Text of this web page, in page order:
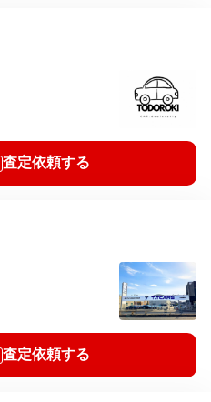
査定依頼する
査定依頼する